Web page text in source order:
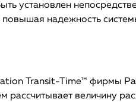
установлен
повышая надежность
Transit-Time™ фирмы
рассчитывает величину